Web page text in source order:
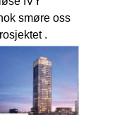
.